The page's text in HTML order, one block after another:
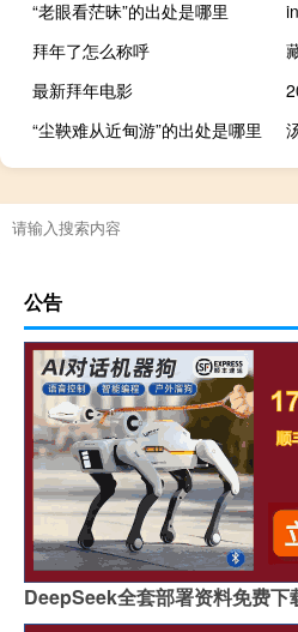
“老眼看茫昧”的出处是哪里
拜年了怎么称呼
最新拜年电影
“尘鞅难从近甸游”的出处是哪里
公告
DeepSeek全套部署资料免费下